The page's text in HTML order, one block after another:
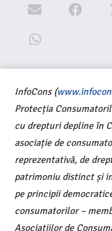
InfoCons (
Protecția
cu drepturi depline în
asociație de
reprezentativă, de
patrimoniu distinct și
pe principii
consumatorilor –
Asociațiilor de